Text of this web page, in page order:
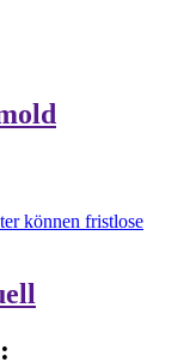
können fristlose